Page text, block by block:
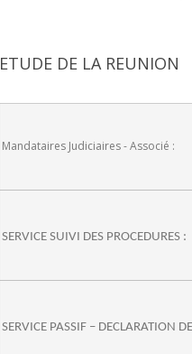
ETUDE DE LA REUNION
Mandataires Judiciaires - Associé :
SERVICE SUIVI DES PROCEDURES :
SERVICE PASSIF – DECLARATION